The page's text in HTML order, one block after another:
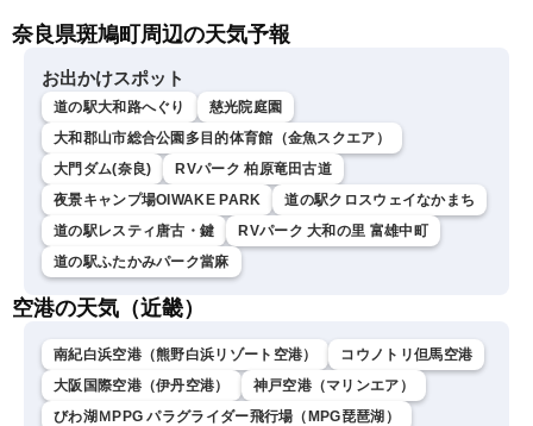
ュースLiVEアフタヌーン・
奈良県斑鳩町周辺の天気予報
お出かけスポット
道の駅大和路へぐり
慈光院庭園
大和郡山市総合公園多目的体育館（金魚スクエア）
大門ダム(奈良)
RVパーク 柏原竜田古道
夜景キャンプ場OIWAKE PARK
道の駅クロスウェイなかまち
道の駅レスティ唐古・鍵
RVパーク 大和の里 富雄中町
道の駅ふたかみパーク當麻
空港の天気（近畿）
南紀白浜空港（熊野白浜リゾート空港）
コウノトリ但馬空港
大阪国際空港（伊丹空港）
神戸空港（マリンエア）
びわ湖ＭPPG パラグライダー飛行場（MPG琵琶湖）